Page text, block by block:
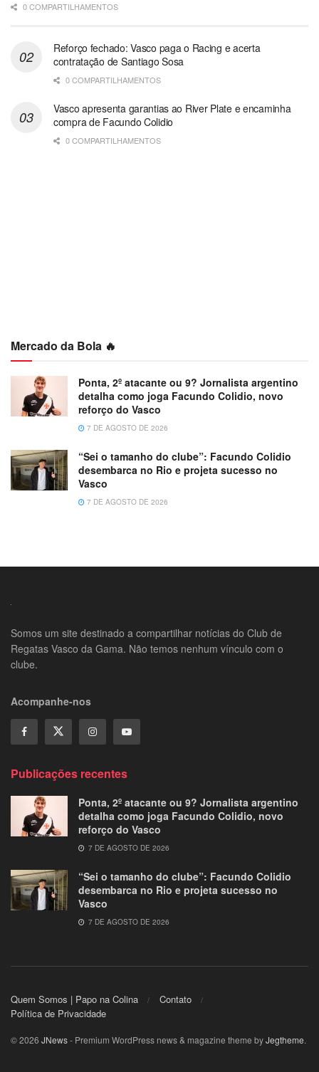
0 COMPARTILHAMENTOS
Reforço fechado: Vasco paga o Racing e acerta
contratação de Santiago Sosa
0 COMPARTILHAMENTOS
Vasco apresenta garantias ao River Plate e encaminha
compra de Facundo Colidio
0 COMPARTILHAMENTOS
Mercado da Bola 🔥
Ponta, 2º atacante ou 9? Jornalista argentino
detalha como joga Facundo Colidio, novo
reforço do Vasco
7 DE AGOSTO DE 2026
“Sei o tamanho do clube”: Facundo Colidio
desembarca no Rio e projeta sucesso no
Vasco
7 DE AGOSTO DE 2026
Somos um site destinado a compartilhar notícias do Club de
Regatas Vasco da Gama. Não temos nenhum vínculo com o
clube.
Acompanhe-nos
Publicações recentes
Ponta, 2º atacante ou 9? Jornalista argentino
detalha como joga Facundo Colidio, novo
reforço do Vasco
7 DE AGOSTO DE 2026
“Sei o tamanho do clube”: Facundo Colidio
desembarca no Rio e projeta sucesso no
Vasco
7 DE AGOSTO DE 2026
Quem Somos | Papo na Colina
Contato
Política de Privacidade
© 2026 JNews- Premium WordPress news & magazine theme byJegtheme.